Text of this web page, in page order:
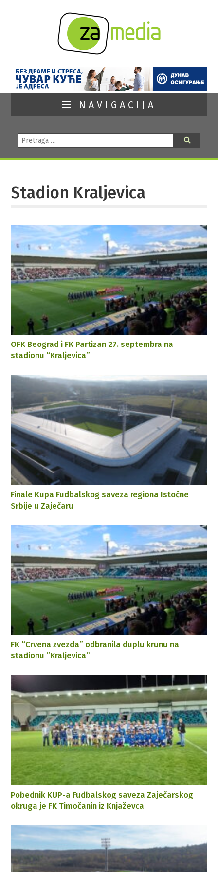
NAVIGACIJA
Pretraga:
Stadion Kraljevica
OFK Beograd i FK Partizan 27. septembra na
stadionu “Kraljevica”
Finale Kupa Fudbalskog saveza regiona Istočne
Srbije u Zaječaru
FK “Crvena zvezda” odbranila duplu krunu na
stadionu “Kraljevica”
Pobednik KUP-a Fudbalskog saveza Zaječarskog
okruga je FK Timočanin iz Knjaževca